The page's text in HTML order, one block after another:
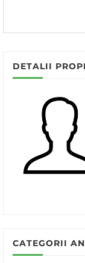
DETALII
CATEGORII